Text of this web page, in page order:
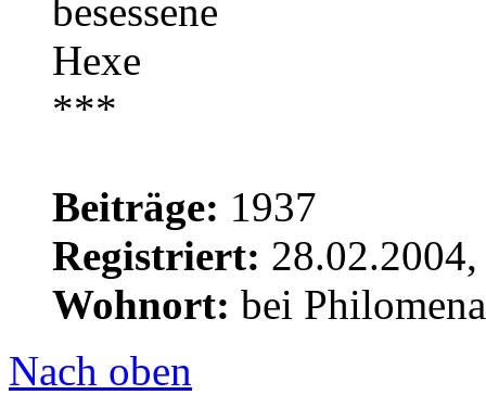
Beiträge: 1937
Registriert:
Wohnort: bei
Nach oben